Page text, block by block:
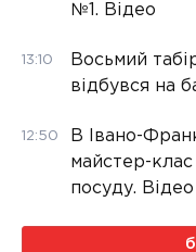
№1. Відео
13:10
Восьмий
відбувся на
12:50
В Івано-
майстер-клас
посуду. Відео